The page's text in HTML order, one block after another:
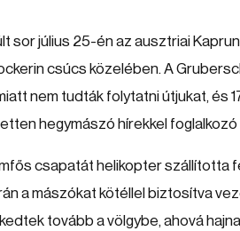
sor július 25-én az ausztriai
csúcs közelében. A
nem tudták folytatni útjukat, és
hegymászó hírekkel
csapatát helikopter szállította
a mászókat kötéllel biztosítva
tovább a völgybe, ahová